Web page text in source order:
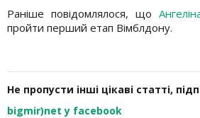
Раніше повідомлялося, що
пройти перший етап Вімблдону.
Не пропусти інші цікаві статті,
bigmir)net у facebook